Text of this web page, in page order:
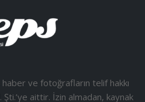
haber ve fotoğrafların telif hakkı
Şti.’ye aittir. İzin almadan, kaynak